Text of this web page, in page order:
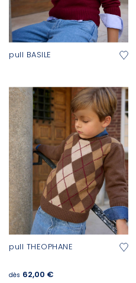
pull BASILE
pull THEOPHANE
dès 62,00 €